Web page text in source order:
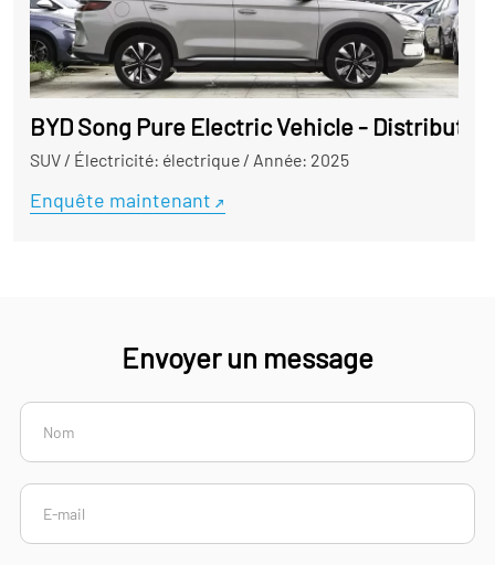
BYD Song Pure Electric Vehicle -
SUV/ Électricité: électrique/ Année: 2025
Enquête maintenant
Envoyer un message